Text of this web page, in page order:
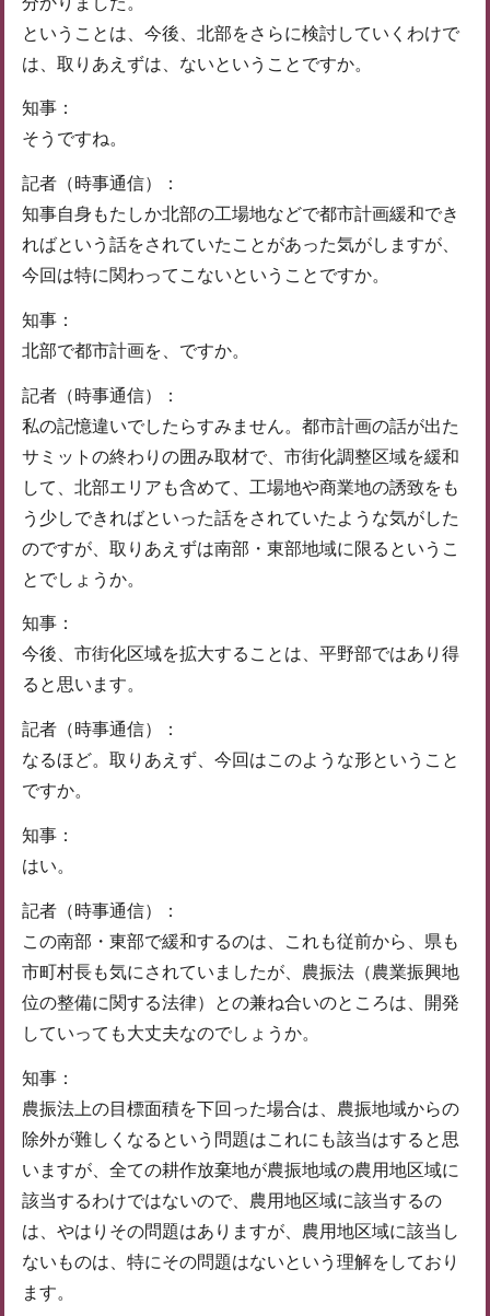
ということは、今後、北部をさらに検討していくわけで
は、取りあえずは、ないということですか。
知事：
そうですね。
記者（時事通信）：
知事自身もたしか北部の工場地などで都市計画緩和でき
ればという話をされていたことがあった気がしますが、
今回は特に関わってこないということですか。
知事：
北部で都市計画を、ですか。
記者（時事通信）：
私の記憶違いでしたらすみません。都市計画の話が出た
サミットの終わりの囲み取材で、市街化調整区域を緩和
して、北部エリアも含めて、工場地や商業地の誘致をも
う少しできればといった話をされていたような気がした
のですが、取りあえずは南部・東部地域に限るというこ
とでしょうか。
知事：
今後、市街化区域を拡大することは、平野部ではあり得
ると思います。
記者（時事通信）：
なるほど。取りあえず、今回はこのような形ということ
ですか。
知事：
はい。
記者（時事通信）：
この南部・東部で緩和するのは、これも従前から、県も
市町村長も気にされていましたが、農振法（農業振興地
位の整備に関する法律）との兼ね合いのところは、開発
していっても大丈夫なのでしょうか。
知事：
農振法上の目標面積を下回った場合は、農振地域からの
除外が難しくなるという問題はこれにも該当はすると思
いますが、全ての耕作放棄地が農振地域の農用地区域に
該当するわけではないので、農用地区域に該当するの
は、やはりその問題はありますが、農用地区域に該当し
ないものは、特にその問題はないという理解をしており
ます。